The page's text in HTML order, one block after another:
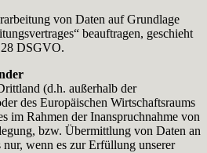
von Daten auf Grundlage
beauftragen, geschieht
28 DSGVO.
(d.h. außerhalb der
des Europäischen Wirtschaftsraums
im Rahmen der Inanspruchnahme von
bzw. Übermittlung von Daten an
wenn es zur Erfüllung unserer